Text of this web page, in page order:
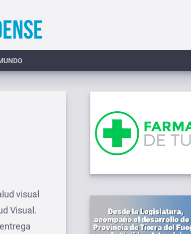
visual
Visual.